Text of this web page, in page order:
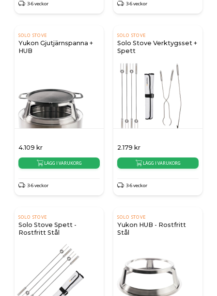
3-6 veckor 3-6 veckor
SOLO STOVE
Yukon Gjutjärnspanna +
HUB
4.109 kr
LÄGG I VARUKORG
3-6 veckor
SOLO STOVE
Solo Stove Verktygsset +
Spett
2.179 kr
LÄGG I VARUKORG
3-6 veckor
SOLO STOVE
Solo Stove Spett -
Rostfritt Stål
SOLO STOVE
Yukon HUB - Rostfritt
Stål